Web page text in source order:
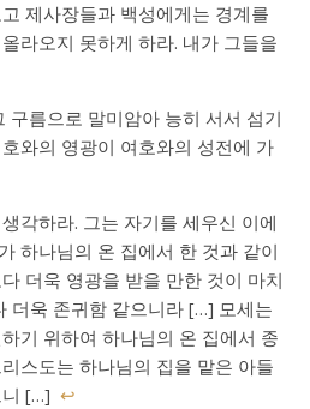
제사장들과 백성에게는 경계를
라오지 못하게 하라. 내가 그들을
구름으로 말미암아 능히 서서 섬기
와의 영광이 여호와의 성전에 가
각하라. 그는 자기를 세우신 이에
하나님의 온 집에서 한 것과 같이
더욱 영광을 받을 만한 것이 마치
더욱 존귀함 같으니라 […] 모세는
기 위하여 하나님의 온 집에서 종
스도는 하나님의 집을 맡은 아들
니 […] ↩